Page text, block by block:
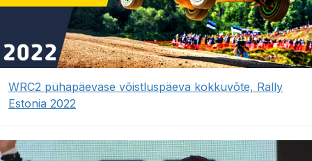
WRC2 pühapäevase võistluspäeva kokkuvõte, Rally
Estonia 2022